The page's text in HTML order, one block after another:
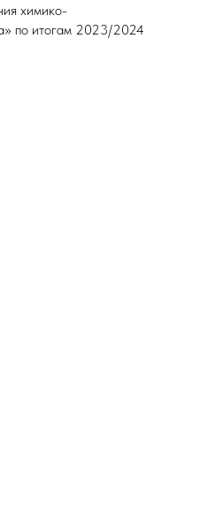
химико-
по итогам 2023/2024